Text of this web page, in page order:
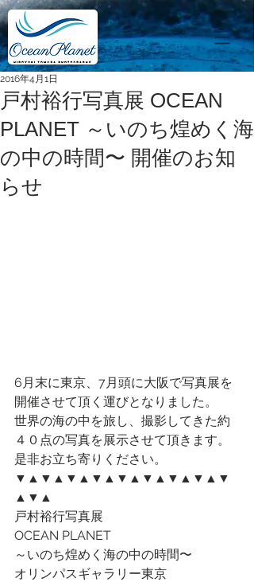
戸村裕行写真展 OCEAN
PLANET ～いのち煌めく海
の中の時間〜 開催のお知
らせ
2016年4月1日
6月末に東京、7月頭に大阪で写真展を
開催させて頂く運びとなりました。
世界の海の中を旅し、撮影してきた約
４０点の写真を展示させて頂きます。
是非お立ち寄りください。
▼▲▼▲▼▲▼▲▼▲▼▲▼▲▼▲▼
▲▼▲
戸村裕行写真展
OCEAN PLANET
～いのち煌めく海の中の時間〜
オリンパスギャラリー東京